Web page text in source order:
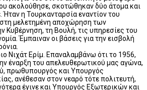
ακολούθησε, σκοτώθηκαν δύο άτομα και
Ήταν η Τουρκανταρσία εναντίον του
μελετημένη αποχώρηση των
Κυβέρνηση, τη Βουλή, τις υπηρεσίες του
Έμπαιναν οι βάσεις για την εισβολή
Νιχάτ Ερίμ. Επαναλαμβάνω ότι το 1956,
έναρξη του απελευθερωτικού μας αγώνα,
πρωθυπουργός και Υπουργός
ανέθεσαν στον νεαρό τότε πολιτευτή,
έγινε και Υπουργός Εξωτερικών και